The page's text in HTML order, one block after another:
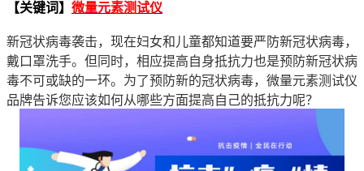
【关键词】 微量元素测试仪
新冠状病毒袭击，现在妇女和儿童都知道要严防新冠状病毒，
戴口罩洗手。但同时，相应提高自身抵抗力也是预防新冠状病
毒不可或缺的一环。为了预防新的冠状病毒，微量元素测试仪
品牌告诉您应该如何从哪些方面提高自己的抵抗力呢？